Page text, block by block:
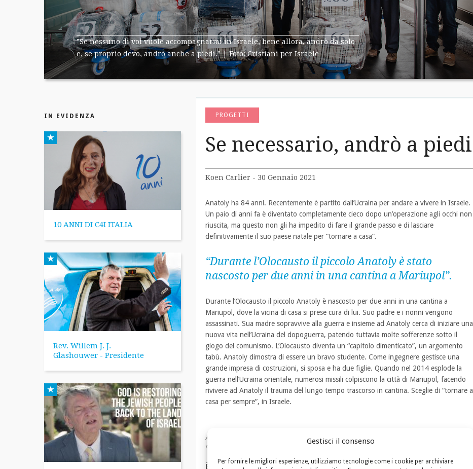
Gestisci il consenso
Per fornire le migliori esperienze, utilizziamo tecnologie come i cookie per archiviare
"Se nessuno di voi vuole accompagnarmi in Israele, bene allora, andrò da solo
e, se proprio devo, andrò anche a piedi." | Foto: Cristiani per Israele
IN EVIDENZA
10 ANNI DI C4I ITALIA
Rev. Willem J. J.
Glashouwer - Presidente
PROGETTI
Se necessario, andrò a piedi
Koen Carlier - 30 Gennaio 2021
Anatoly ha 84 anni. Recentemente è partito dall’Ucraina per andare a vivere in Israele.
Un paio di anni fa è diventato completamente cieco dopo un’operazione agli occhi non
riuscita, ma questo non gli ha impedito di fare il grande passo e di lasciare
definitivamente il suo paese natale per “tornare a casa”.
“Durante l’Olocausto il piccolo Anatoly è stato
nascosto per due anni in una cantina a Mariupol”.
Durante l’Olocausto il piccolo Anatoly è nascosto per due anni in una cantina a
Mariupol, dove la vicina di casa si prese cura di lui. Suo padre e i nonni vengono
assassinati. Sua madre sopravvive alla guerra e insieme ad Anatoly cerca di iniziare una
nuova vita nell’Ucraina del dopoguerra, patendo tuttavia molte sofferenze sotto il
giogo del comunismo. L’Olocausto diventa un “capitolo dimenticato”, un argomento
tabù. Anatoly dimostra di essere un bravo studente. Come ingegnere gestisce una
grande impresa di costruzioni, si sposa e ha due figlie. Quando nel 2014 esplode la
guerra nell’Ucraina orientale, numerosi missili colpiscono la città di Mariupol, facendo
rivivere ad Anatoly il trauma del lungo tempo trascorso in cantina. Sceglie di “tornare a
casa per sempre”, in Israele.
Anatoly, 84 anni, pronto a partire dall’Ucraina per vivere in Israele. Fare il grande passo e lasciare
definitivamente il suo paese natale per “tornare a casa” | Foto: Svetlana Soroka / Cristiani per Israele
È una favola